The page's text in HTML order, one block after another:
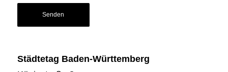
Städtetag Baden-Württemberg